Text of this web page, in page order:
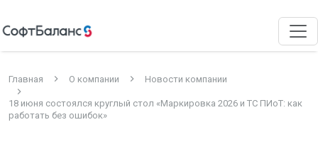
Главная О компании Новости компании
18 июня состоялся круглый стол «Маркировка 2026 и ТС ПИоТ: как
работать без ошибок»